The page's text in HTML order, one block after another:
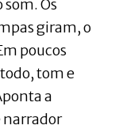
Os
giram, o
poucos
tom e
a
narrador